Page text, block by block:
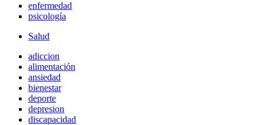
enfermedad
psicología
Salud
adiccion
alimentación
ansiedad
bienestar
deporte
depresion
discapacidad